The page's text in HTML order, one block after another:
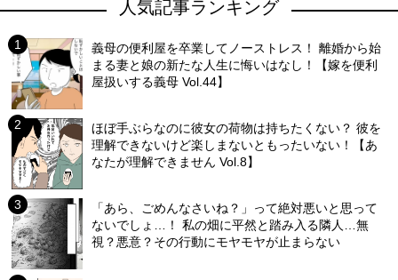
人気記事ランキング
義母の便利屋を卒業してノーストレス！ 離婚から始
まる妻と娘の新たな人生に悔いはなし！【嫁を便利
屋扱いする義母 Vol.44】
ほぼ手ぶらなのに彼女の荷物は持ちたくない？ 彼を
理解できないけど楽しまないともったいない！【あ
なたが理解できません Vol.8】
「あら、ごめんなさいね？」って絶対悪いと思って
ないでしょ…！ 私の畑に平然と踏み入る隣人…無
視？悪意？その行動にモヤモヤが止まらない